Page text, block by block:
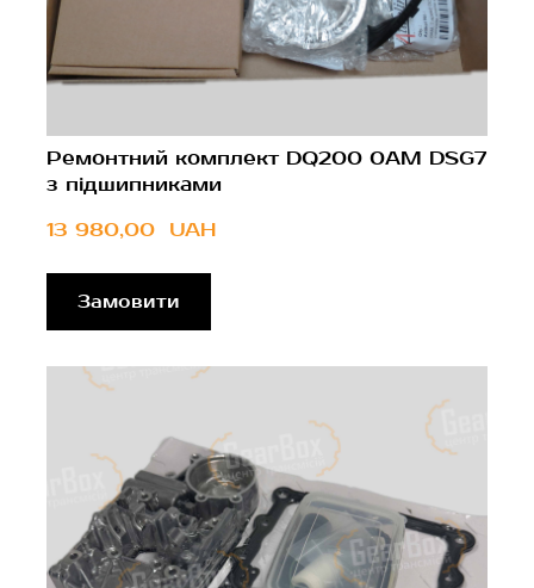
Ремонтний комплект DQ200 0AM DSG7
з підшипниками
13 980,00  UAH
Замовити